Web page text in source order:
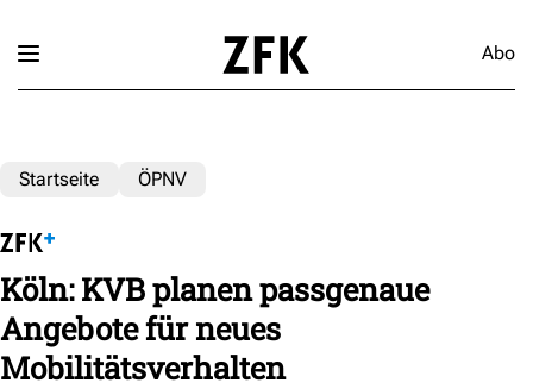
Abo
Startseite ÖPNV
Köln: KVB planen passgenaue
Angebote für neues
Mobilitätsverhalten